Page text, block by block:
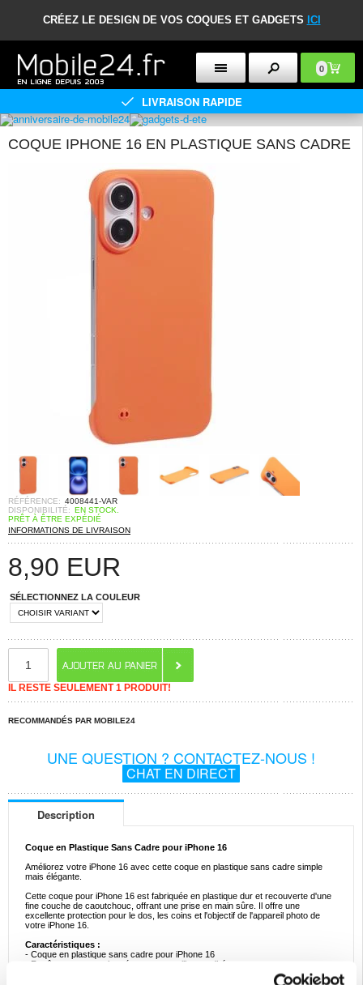
CRÉEZ LE DESIGN DE VOS COQUES ET GADGETS ICI
0
LIVRAISON RAPIDE
COQUE IPHONE 16 EN PLASTIQUE SANS CADRE
RÉFÉRENCE: 4008441-VAR
DISPONIBILITÉ: EN STOCK.
PRÊT À ÊTRE EXPÉDIÉ
INFORMATIONS DE LIVRAISON
8,90 EUR
SÉLECTIONNEZ LA COULEUR
IL RESTE SEULEMENT 1 PRODUIT!
RECOMMANDÉS PAR MOBILE24
UNE QUESTION ? CONTACTEZ-NOUS !
CHAT EN DIRECT
Description
Coque en Plastique Sans Cadre pour iPhone 16
Améliorez votre iPhone 16 avec cette coque en plastique sans cadre simple
mais élégante.
Cette coque pour iPhone 16 est fabriquée en plastique dur et recouverte d'une
fine couche de caoutchouc, offrant une prise en main sûre. Il offre une
excellente protection pour le dos, les coins et l'objectif de l'appareil photo de
votre iPhone 16.
Caractéristiques :
- Coque en plastique sans cadre pour iPhone 16
- Revêtement caoutchouté pour une meilleure adhérence